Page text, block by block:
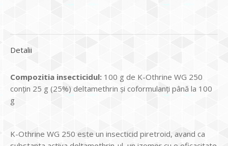
Detalii
Compozitia insecticidul: 100 g de K-Othrine WG 250
conțin 25 g (25%) deltamethrin și coformulanți până la 100
g
K-Othrine WG 250 este un insecticid piretroid, avand ca